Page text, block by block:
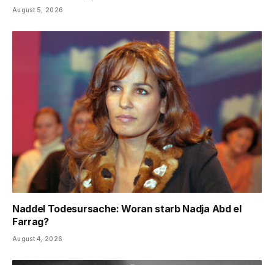
August 5, 2026
Naddel Todesursache: Woran starb Nadja Abd el
Farrag?
August 4, 2026